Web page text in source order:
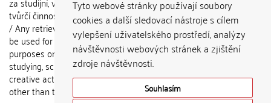
Tyto webové stránky používají soubory
cookies a další sledovací nástroje s cílem
vylepšení uživatelského prostředí, analýzy
návštěvnosti webových stránek a zjištění
zdroje návštěvnosti.
Souhlasím
tvůrčí činnost jiné osoby než autora.
/ Any retrieved information shall not
be used for any commercial
purposes or claimed as results of
studying, scientific or any other
creative activities of any person
other than the author.